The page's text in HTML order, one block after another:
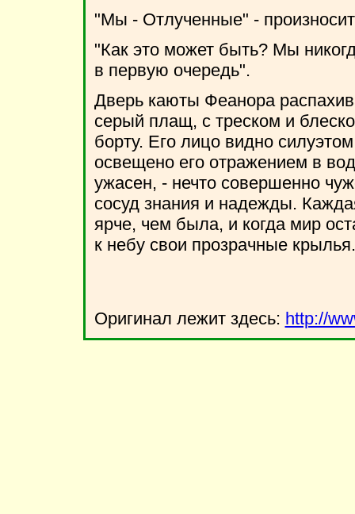
"Мы - Отлученные" -
"Как это может быть? Мы
в первую очередь".
Дверь каюты Феанора
серый плащ, с треском и
борту. Его лицо видно
освещено его отражением в
ужасен, - нечто совершенно
сосуд знания и надежды.
ярче, чем была, и когда мир
к небу свои прозрачные крылья.
Оригинал лежит здесь: http://